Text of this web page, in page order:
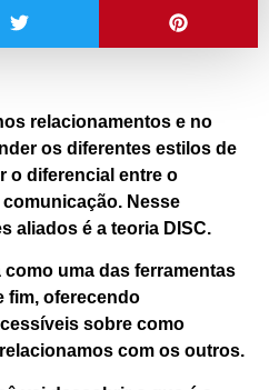
relacionamentos e no
os diferentes estilos de
o diferencial entre o
Nesse
aliados é a teoria DISC.
como uma das ferramentas
fim, oferecendo
sobre como
com os outros.